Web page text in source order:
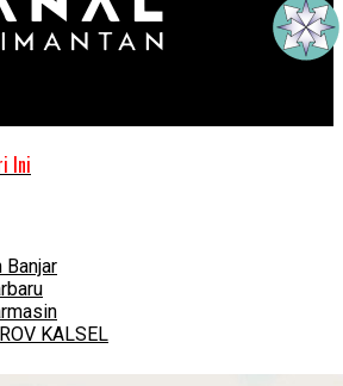
Ini
Banjar
KALSEL